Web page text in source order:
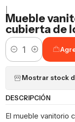
Mueble
cubierta de
Cantidad
Mostrar stock
DESCRIPCIÓN
El mueble vanitorio